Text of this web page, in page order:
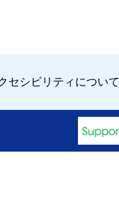
セシビリティについて